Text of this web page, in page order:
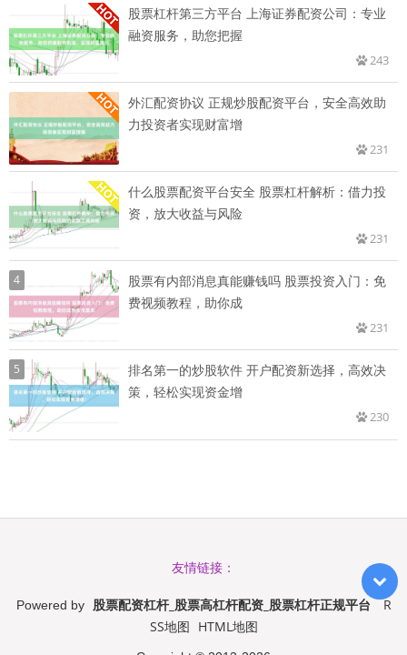
股票杠杆第三方平台 上海证券配资公司：专业
融资服务，助您把握
243
外汇配资协议 正规炒股配资平台，安全高效助
力投资者实现财富增
231
什么股票配资平台安全 股票杠杆解析：借力投
资，放大收益与风险
231
4
股票有内部消息真能赚钱吗 股票投资入门：免
费视频教程，助你成
231
5
排名第一的炒股软件 开户配资新选择，高效决
策，轻松实现资金增
230
友情链接：
Powered by 股票配资杠杆_股票高杠杆配资_股票杠杆正规平台
R
SS地图 HTML地图